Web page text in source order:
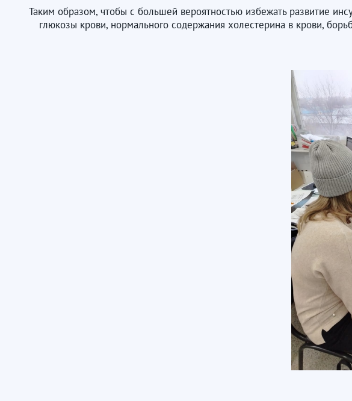
Таким образом, чтобы с большей вероятностью избежать развитие
глюкозы крови, нормального содержания холестерина в крови,